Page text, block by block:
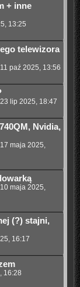
+ inne
13:25
telewizora
11 paź 2025, 13:56
23 lip 2025, 18:47
Nvidia,
17 maja 2025,
10 maja 2025,
(?) stajni,
16:17
16:28